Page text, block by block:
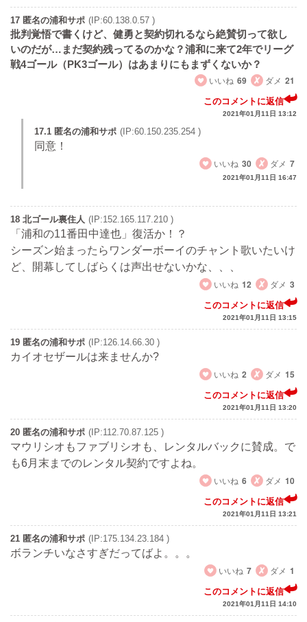
17 匿名の浦和サポ (IP:60.138.0.57 )
批判覚悟で書くけど、健勇と契約切れるなら絶賛切って欲し
いのだが…まだ契約残ってるのかな？浦和に来て2年でリーグ
戦4ゴール（PK3ゴール）はあまりにもまずくないか？
いいね 69 ダメ 21
このコメントに返信
2021年01月11日 13:12
17.1 匿名の浦和サポ (IP:60.150.235.254 )
同意！
いいね 30 ダメ 7
2021年01月11日 16:47
18 北ゴール裏住人 (IP:152.165.117.210 )
「浦和の11番田中達也」復活か！？
シーズン始まったらワンダーボーイのチャント歌いたいけ
ど、開幕してしばらくは声出せないかな、、、
いいね 12 ダメ 3
このコメントに返信
2021年01月11日 13:15
19 匿名の浦和サポ (IP:126.14.66.30 )
カイオセザールは来ませんか?
いいね 2 ダメ 15
このコメントに返信
2021年01月11日 13:20
20 匿名の浦和サポ (IP:112.70.87.125 )
マウリシオもファブリシオも、レンタルバックに賛成。で
も6月末までのレンタル契約ですよね。
いいね 6 ダメ 10
このコメントに返信
2021年01月11日 13:21
21 匿名の浦和サポ (IP:175.134.23.184 )
ボランチいなさすぎだってばよ。。。
いいね 7 ダメ 1
このコメントに返信
2021年01月11日 14:10